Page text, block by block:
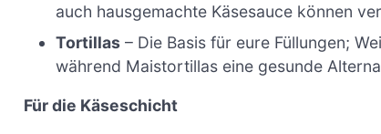
auch hausgemachte Käsesauce können
Tortillas – Die Basis für eure Füllungen;
während Maistortillas eine gesunde
Für die Käseschicht